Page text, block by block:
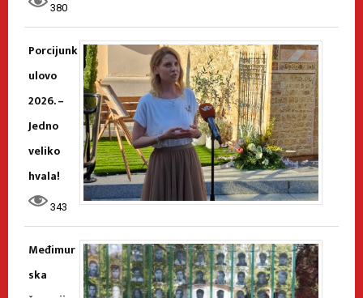
380
Porcijunk
ulovo
2026. –
Jedno
veliko
hvala!
343
Međimur
ska